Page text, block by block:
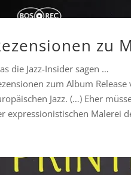
zu
die Jazz-Insider sagen …
zum Album
Jazz. (…) Eher
expressionistischen Malerei